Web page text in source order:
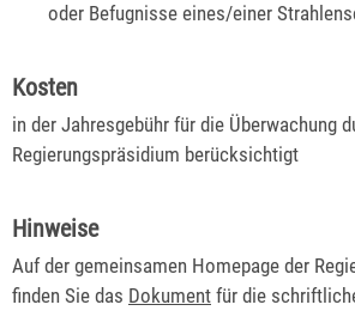
oder Befugnisse eines/einer
Kosten
in der Jahresgebühr für die Überwachung
Regierungspräsidium berücksichtigt
Hinweise
Auf der gemeinsamen Homepage der
finden Sie das Dokument für die